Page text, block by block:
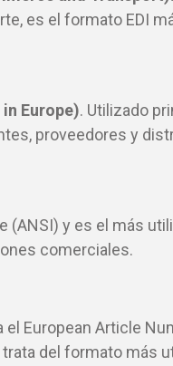
es el formato EDI
Europe). Utilizado
proveedores y
(ANSI) y es el más
comerciales.
European Article
del formato más